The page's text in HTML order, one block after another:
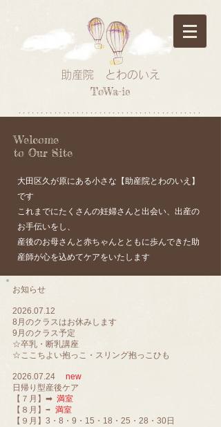
助産院 とわのいえ
ToWa-ie
*****************************************
Welcome
to Our Site
​大田区久が原にある小さな【助産院とわのいえ】
です
これまでにたくさんの妊婦さんと出会い、出産の
お手伝いをし、
産後のお母さんと赤ちゃんとともに歩んできた助
産師が心を込めてケアをいたします
​​​​​​​​​​​​​​​​​​​​​​​​​​​​​お知らせ​​​​​​​
2026.07.12
8月のクラスはお休みします
9月のクラス予定
☆卒乳・断乳講座
​☆ここちよい抱っこ・スリング抱っこひも
2026.07.24
new
日帰り型産後ケア​​​​​​​​​​​​​​​​​​​​​​​​​ ​
【７月】➡ 満室
​【 ８月 】➡ 満室
​【９月】3・8・9・15・18・25・28・30日